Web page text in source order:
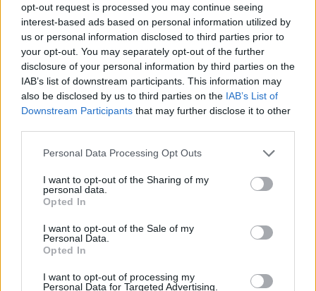
opt-out request is processed you may continue seeing
interest-based ads based on personal information utilized by
us or personal information disclosed to third parties prior to
your opt-out. You may separately opt-out of the further
disclosure of your personal information by third parties on the
IAB’s list of downstream participants. This information may
also be disclosed by us to third parties on the IAB’s List of
Downstream Participants that may further disclose it to other
Personal Data Processing Opt Outs
I want to opt-out of the Sharing of my
personal data.
Opted In
I want to opt-out of the Sale of my
Personal Data.
Opted In
I want to opt-out of processing my
Personal Data for Targeted Advertising.
Esim for Global
Esim for USA | Esim for Italy Esim for Spain|Esim